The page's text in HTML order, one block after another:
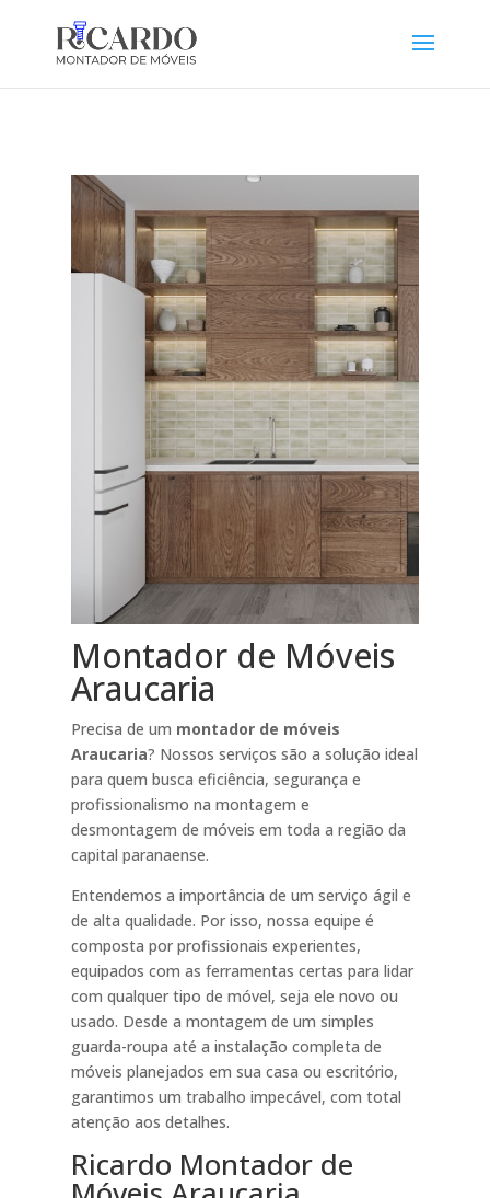
Montador de Móveis
Araucaria
Precisa de um montador de móveis
Araucaria? Nossos serviços são a solução ideal
para quem busca eficiência, segurança e
profissionalismo na montagem e
desmontagem de móveis em toda a região da
capital paranaense.
Entendemos a importância de um serviço ágil e
de alta qualidade. Por isso, nossa equipe é
composta por profissionais experientes,
equipados com as ferramentas certas para lidar
com qualquer tipo de móvel, seja ele novo ou
usado. Desde a montagem de um simples
guarda-roupa até a instalação completa de
móveis planejados em sua casa ou escritório,
garantimos um trabalho impecável, com total
atenção aos detalhes.
Ricardo Montador de